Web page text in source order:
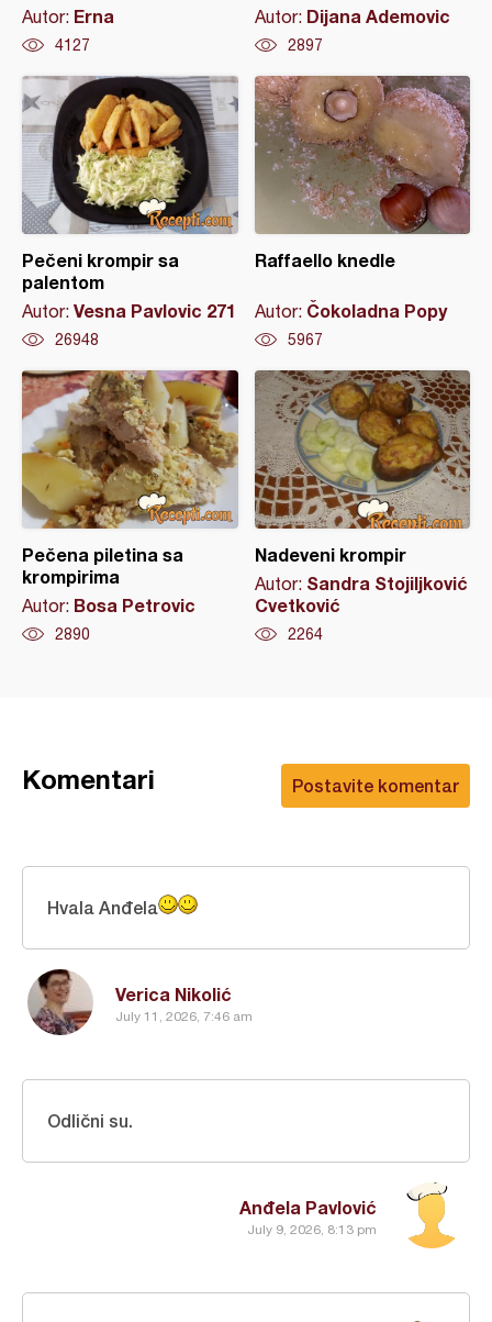
Autor: Erna
4127
Autor: Dijana Ademovic
2897
Pečeni krompir sa
palentom
Autor: Vesna Pavlovic 271
26948
Raffaello knedle
Autor: Čokoladna Popy
5967
Pečena piletina sa
krompirima
Autor: Bosa Petrovic
2890
Nadeveni krompir
Autor: Sandra Stojiljković
Cvetković
2264
Postavite komentar
Komentari
Verica Nikolić
July 11, 2026, 7:46 am
Hvala Anđela
Anđela Pavlović
July 9, 2026, 8:13 pm
Odlični su.